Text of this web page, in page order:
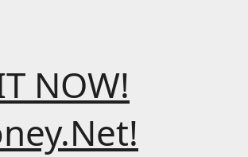
NOW!